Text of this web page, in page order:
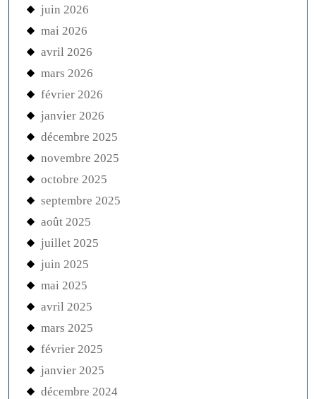
juin 2026
mai 2026
avril 2026
mars 2026
février 2026
janvier 2026
décembre 2025
novembre 2025
octobre 2025
septembre 2025
août 2025
juillet 2025
juin 2025
mai 2025
avril 2025
mars 2025
février 2025
janvier 2025
décembre 2024